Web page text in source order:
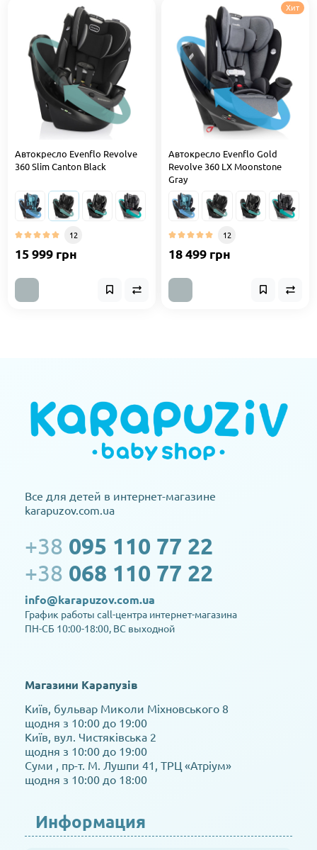
Автокресло Evenflo Revolve
360 Slim Canton Black
12
15 999 грн
Хит
Автокресло Evenflo Gold
Revolve 360 LX Moonstone
Gray
12
18 499 грн
Все для детей в интернет-магазине
karapuzov.com.ua
+38 095 110 77 22
+38 068 110 77 22
info@karapuzov.com.ua
График работы call-центра интернет-магазина
ПН-СБ 10:00-18:00, ВС выходной
Магазини Карапузів
Київ, бульвар Миколи Міхновського 8
щодня з 10:00 до 19:00
Київ, вул. Чистяківська 2
щодня з 10:00 до 19:00
Суми , пр-т. М. Лушпи 41, ТРЦ «Атріум»
щодня з 10:00 до 18:00
Информация